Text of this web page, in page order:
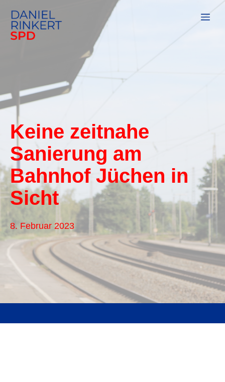
Inhalt
springen
Keine zeitnahe
Sanierung am
Bahnhof Jüchen in
Sicht
8. Februar 2023